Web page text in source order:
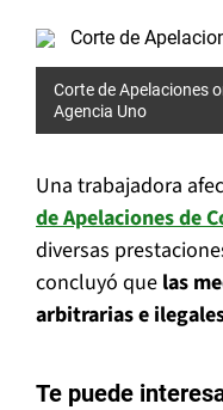
Corte de Apelaciones
Agencia Uno
Una trabajadora
de Apelacionesde
diversas
concluyó que las
arbitrarias e
Te puede